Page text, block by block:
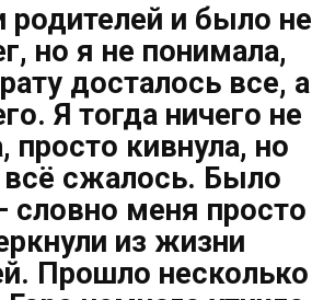
родителей и было не
но я не понимала,
досталось все, а
Я тогда ничего не
просто кивнула, но
всё сжалось. Было
словно меня просто
из жизни
Прошло несколько